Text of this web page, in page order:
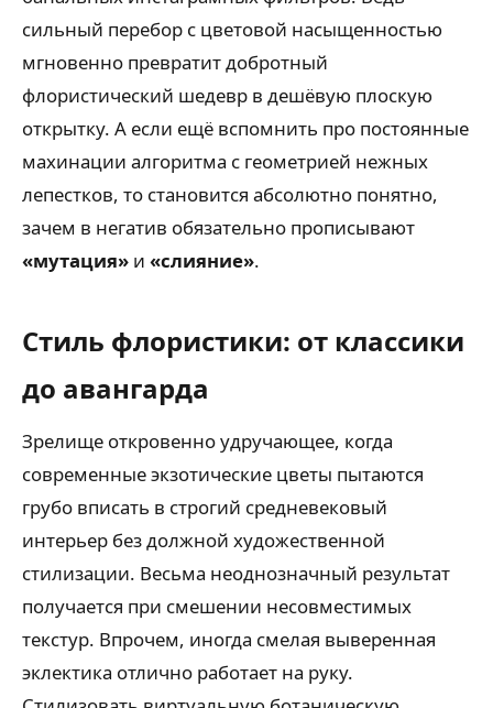
сильный перебор с цветовой насыщенностью
мгновенно превратит добротный
флористический шедевр в дешёвую плоскую
открытку. А если ещё вспомнить про постоянные
махинации алгоритма с геометрией нежных
лепестков, то становится абсолютно понятно,
зачем в негатив обязательно прописывают
«мутация» и «слияние».
Стиль флористики: от классики
до авангарда
Зрелище откровенно удручающее, когда
современные экзотические цветы пытаются
грубо вписать в строгий средневековый
интерьер без должной художественной
стилизации. Весьма неоднозначный результат
получается при смешении несовместимых
текстур. Впрочем, иногда смелая выверенная
эклектика отлично работает на руку.